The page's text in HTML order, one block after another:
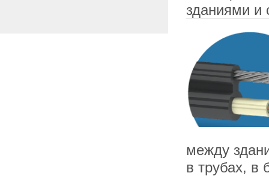
зданиями и
между
в трубах, в